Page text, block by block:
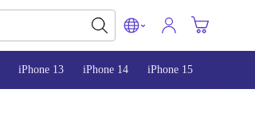
iPhone 13 iPhone 14 iPhone 15